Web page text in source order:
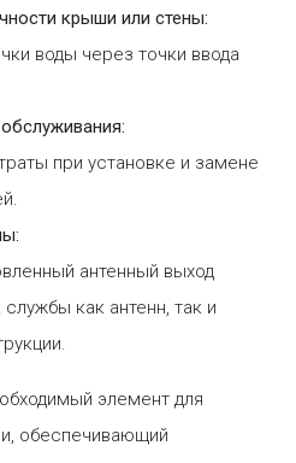
крыши или стены:
воды через точки ввода
при установке и замене
антенный выход
как антенн, так и
элемент для
обеспечивающий